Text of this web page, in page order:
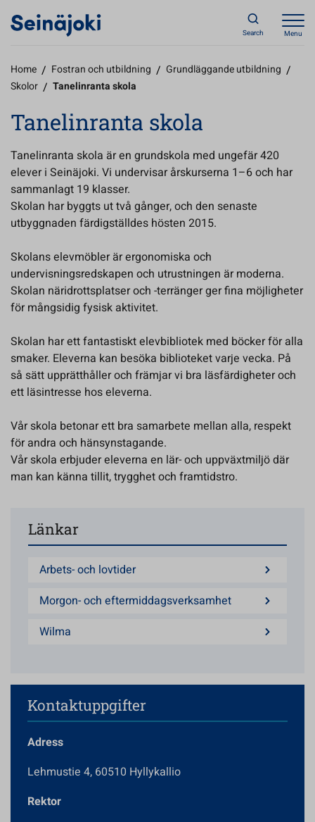
Search Menu
Home / Fostran och utbildning / Grundläggande utbildning /
Skolor / Tanelinranta skola
Tanelinranta skola
Tanelinranta skola är en grundskola med ungefär 420
elever i Seinäjoki. Vi undervisar årskurserna 1–6 och har
sammanlagt 19 klasser.
Skolan har byggts ut två gånger, och den senaste
utbyggnaden färdigställdes hösten 2015.
Skolans elevmöbler är ergonomiska och
undervisningsredskapen och utrustningen är moderna.
Skolan näridrottsplatser och -terränger ger fina möjligheter
för mångsidig fysisk aktivitet.
Skolan har ett fantastiskt elevbibliotek med böcker för alla
smaker. Eleverna kan besöka biblioteket varje vecka. På
så sätt upprätthåller och främjar vi bra läsfärdigheter och
ett läsintresse hos eleverna.
Vår skola betonar ett bra samarbete mellan alla, respekt
för andra och hänsynstagande.
Vår skola erbjuder eleverna en lär- och uppväxtmiljö där
man kan känna tillit, trygghet och framtidstro.
Länkar
Arbets- och lovtider
Morgon- och eftermiddagsverksamhet
Wilma
Kontaktuppgifter
Adress
Lehmustie 4, 60510 Hyllykallio
Rektor